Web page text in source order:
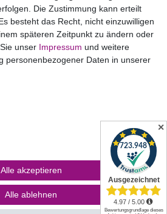
Die Zustimmung kann erteilt
besteht das Recht, nicht einzuwilligen
späteren Zeitpunkt zu ändern oder
unser Impressum und weitere
personenbezogener Daten in unserer
Alle akzeptieren
Alle ablehnen
✕